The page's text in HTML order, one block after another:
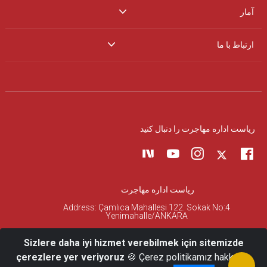
آمار
ارتباط با ما
ریاست اداره مهاجرت را دنبال کنید
ریاست اداره مهاجرت
Address: Çamlıca Mahallesi 122. Sokak No:4
Yenimahalle/ANKARA
Sizlere daha iyi hizmet verebilmek için sitemizde
çerezlere yer veriyoruz 🍪 Çerez politikamız hakkında